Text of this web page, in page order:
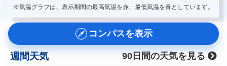
※気温グラフは、表示期間の最高気温を赤、最低気温を青としています。
コンパスを表示
週間天気
90日間の天気を見る